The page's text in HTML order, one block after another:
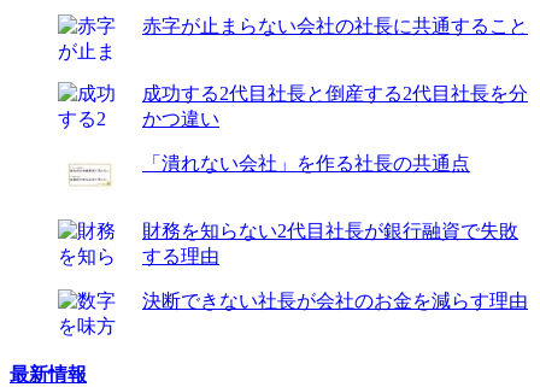
赤字が止まらない会社の社長に共通すること
成功する2代目社長と倒産する2代目社長を分
かつ違い
「潰れない会社」を作る社長の共通点
財務を知らない2代目社長が銀行融資で失敗
する理由
決断できない社長が会社のお金を減らす理由
最新情報